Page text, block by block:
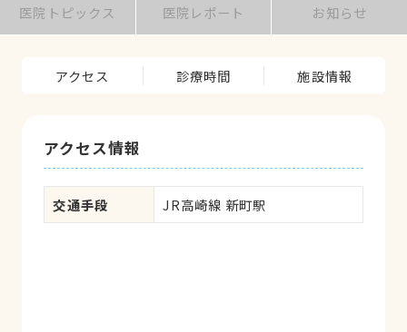
医院トピックス 医院レポート お知らせ
アクセス 診療時間 施設情報
アクセス情報
交通手段 JR高崎線 新町駅